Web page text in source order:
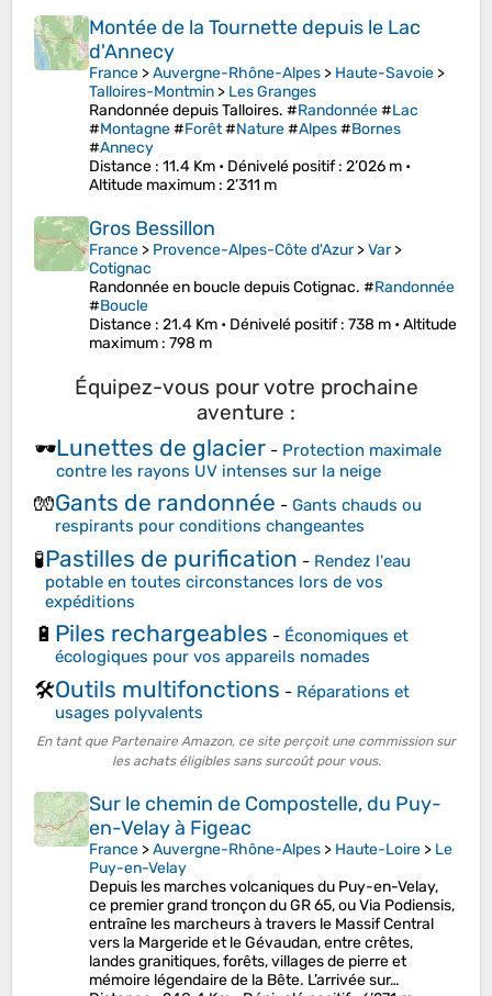
Montée de la Tournette depuis le Lac
d'Annecy
France >Auvergne-Rhône-Alpes > Haute-Savoie >
Talloires-Montmin > Les Granges
Randonnée depuis Talloires. #Randonnée#Lac
#Montagne#Forêt#Nature#Alpes#Bornes
#Annecy
Distance : 11.4 Km • Dénivelé positif: 2’026 m •
Altitude maximum : 2’311 m
Gros Bessillon
France > Provence-Alpes-Côte d'Azur>Var>
Cotignac
Randonnée en boucle depuis Cotignac. #Randonnée
#Boucle
Distance : 21.4 Km • Dénivelé positif: 738 m •Altitude
maximum : 798 m
Équipez-vous pour votre prochaine
aventure :
🕶️Lunettes de glacier - Protection maximale
contre les rayons UV intenses sur la neige
🧤Gants de randonnée - Gants chauds ou
respirants pour conditions changeantes
🧪Pastilles de purification - Rendez l'eau
potable en toutes circonstances lors de vos
expéditions
🔋 Piles rechargeables - Économiques et
écologiques pour vos appareils nomades
🛠️Outils multifonctions - Réparations et
usages polyvalents
En tant que Partenaire Amazon, ce site perçoit une commission sur
les achats éligibles sans surcoût pour vous.
Sur le chemin de Compostelle, du Puy-
en-Velay à Figeac
France >Auvergne-Rhône-Alpes > Haute-Loire > Le
Puy-en-Velay
Depuis les marches volcaniques du Puy-en-Velay,
ce premier grand tronçon du GR 65, ou Via Podiensis,
entraîne les marcheurs à travers le Massif Central
vers la Margeride et le Gévaudan, entre crêtes,
landes granitiques, forêts, villages de pierre et
mémoire légendaire de la Bête. L’arrivée sur…